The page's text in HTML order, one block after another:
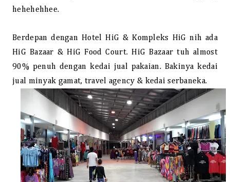
hehehehhee.
Berdepan dengan Hotel HiG & Kompleks HiG nih ada
HiG Bazaar & HiG Food Court. HiG Bazaar tuh almost
90% penuh dengan kedai jual pakaian. Bakinya kedai
jual minyak gamat, travel agency & kedai serbaneka.